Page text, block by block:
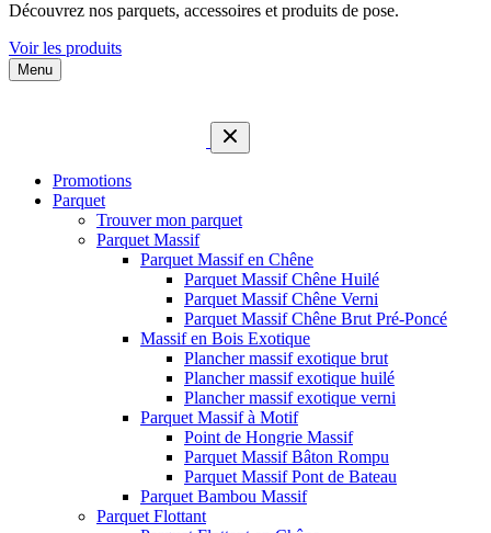
Découvrez nos parquets, accessoires et produits de pose.
Voir les produits
Menu
Promotions
Parquet
Trouver mon parquet
Parquet Massif
Parquet Massif en Chêne
Parquet Massif Chêne Huilé
Parquet Massif Chêne Verni
Parquet Massif Chêne Brut Pré-Poncé
Massif en Bois Exotique
Plancher massif exotique brut
Plancher massif exotique huilé
Plancher massif exotique verni
Parquet Massif à Motif
Point de Hongrie Massif
Parquet Massif Bâton Rompu
Parquet Massif Pont de Bateau
Parquet Bambou Massif
Parquet Flottant